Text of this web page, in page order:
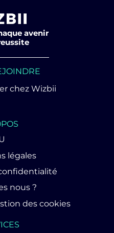
chez Wizbii
avenir
nous ?
légales
des cookies